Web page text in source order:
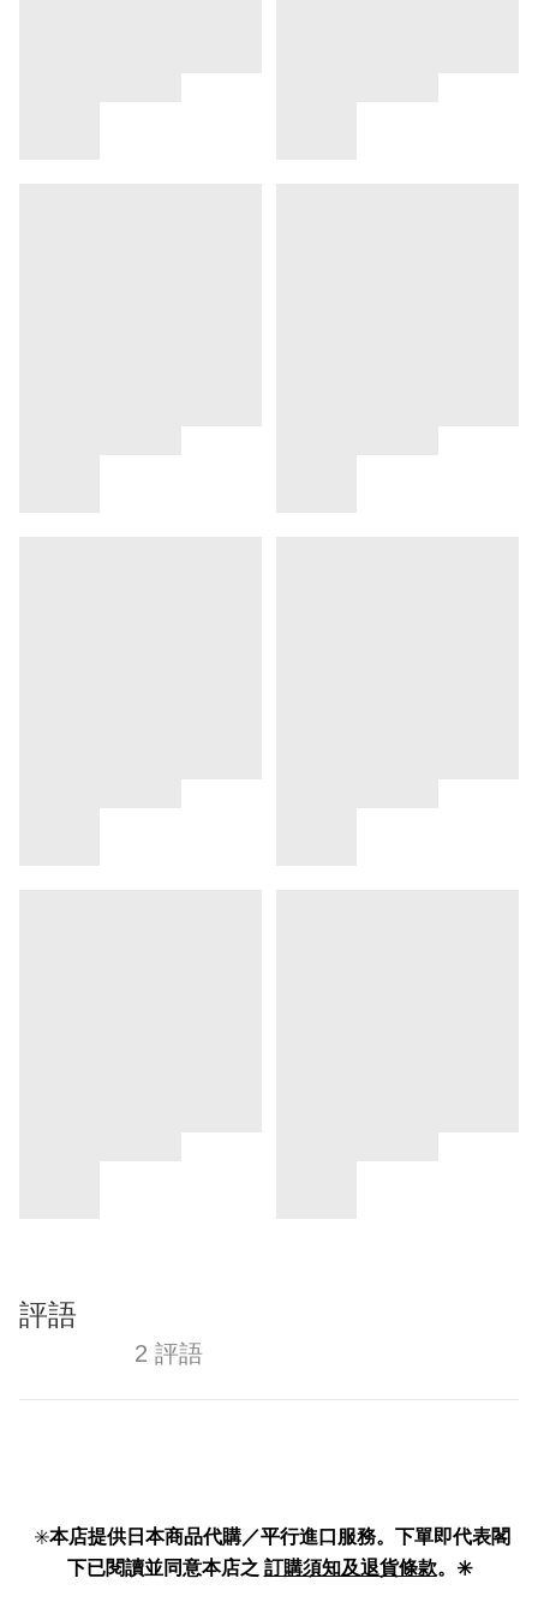
評語
2 評語
✳️本店提供日本商品代購／平行進口服務。下單即代表閣
下已閱讀並同意本店之 訂購須知及退貨條款。✳️